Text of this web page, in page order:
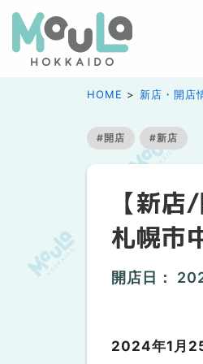
HOME 新店・開店
#開店 #新店
【新
札幌市
開店日：
2024年1月